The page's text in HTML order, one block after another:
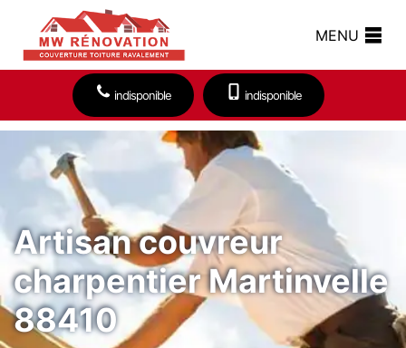
MENU
indisponible indisponible
Artisan couvreur
charpentier Martinvelle
88410